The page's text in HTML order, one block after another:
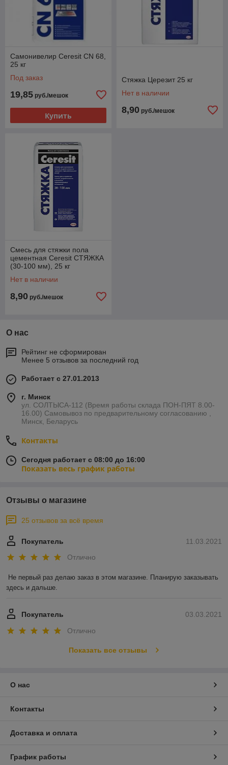
Самонивелир Ceresit CN 68,
25 кг
Под заказ
19,85 руб./мешок
Купить
Стяжка Церезит 25 кг
Нет в наличии
8,90 руб./мешок
Смесь для стяжки пола
цементная Ceresit СТЯЖКА
(30-100 мм), 25 кг
Нет в наличии
8,90 руб./мешок
О нас
Рейтинг не сформирован
Менее 5 отзывов за последний год
Работает с 27.01.2013
г. Минск
ул. СОЛТЫСА-112 (Время работы склада ПОН-ПЯТ 8.00-
16.00) Самовывоз по предварительному согласованию ,
Минск, Беларусь
Контакты
Сегодня работает с 08:00 до 16:00
Показать весь график работы
Отзывы о магазине
25 отзывов за всё время
11.03.2021
Покупатель
Отлично
Не первый раз делаю заказ в этом магазине. Планирую заказывать
здесь и дальше.
03.03.2021
Покупатель
Отлично
Показать все отзывы
О нас
Контакты
Доставка и оплата
График работы